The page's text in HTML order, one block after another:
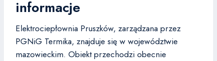
informacje
Elektrociepłownia Pruszków, zarządzana przez
PGNiG Termika, znajduje się w województwie
mazowieckim. Obiekt przechodzi obecnie